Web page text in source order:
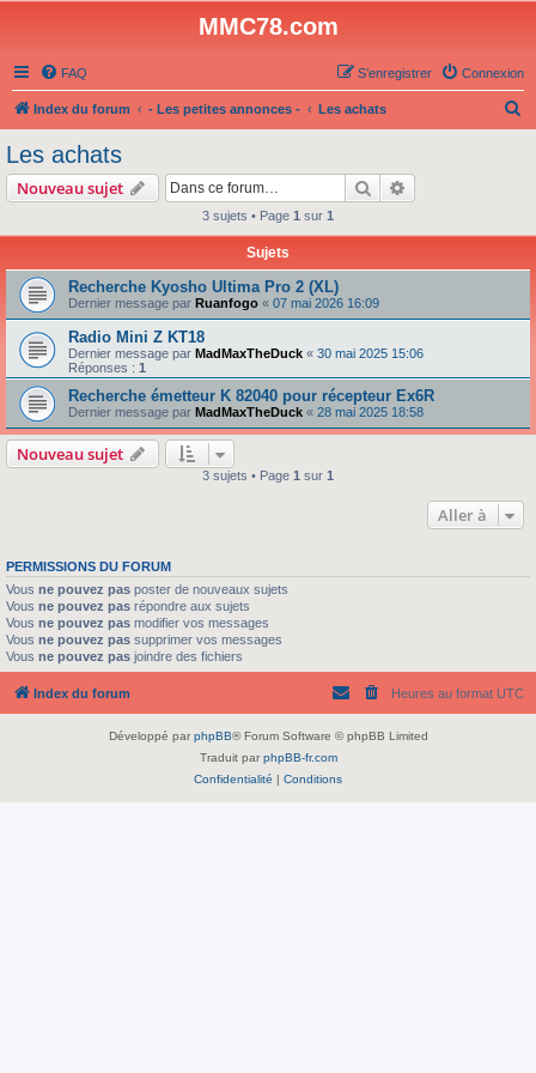
MMC78.com
FAQ Connexion
S’enregistrer
Index du forum - Les petites annonces - Les achats
Les achats
Nouveau sujet Rechercher
3 sujets • Page 1 sur 1
Sujets
Recherche Kyosho Ultima Pro 2 (XL)
Dernier message par Ruanfogo « 07 mai 2026 16:09
Radio Mini Z KT18
Dernier message par MadMaxTheDuck « 30 mai 2025 15:06
Réponses : 1
Recherche émetteur K 82040 pour récepteur Ex6R
Dernier message par MadMaxTheDuck « 28 mai 2025 18:58
Nouveau sujet
3 sujets • Page 1 sur 1
Aller à
PERMISSIONS DU FORUM
Vous ne pouvez pas poster de nouveaux sujets
Vous ne pouvez pas répondre aux sujets
Vous ne pouvez pas modifier vos messages
Vous ne pouvez pas supprimer vos messages
Vous ne pouvez pas joindre des fichiers
Index du forum Heures au format UTC
Développé par phpBB® Forum Software © phpBB Limited
Traduit par phpBB-fr.com
Confidentialité | Conditions